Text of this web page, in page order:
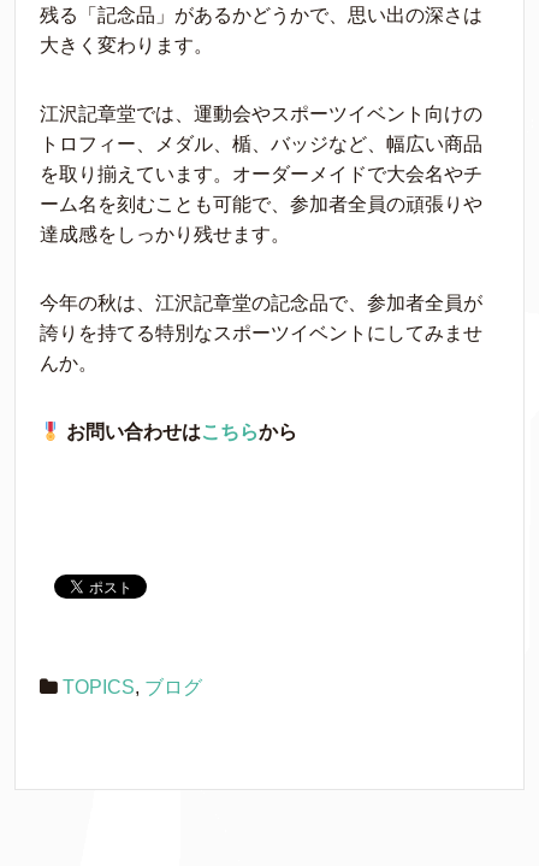
残る「記念品」があるかどうかで、思い出の深さは
大きく変わります。
江沢記章堂では、運動会やスポーツイベント向けの
トロフィー、メダル、楯、バッジなど、幅広い商品
を取り揃えています。オーダーメイドで大会名やチ
ーム名を刻むことも可能で、参加者全員の頑張りや
達成感をしっかり残せます。
今年の秋は、江沢記章堂の記念品で、参加者全員が
誇りを持てる特別なスポーツイベントにしてみませ
んか。
お問い合わせはこちらから
TOPICS, ブログ